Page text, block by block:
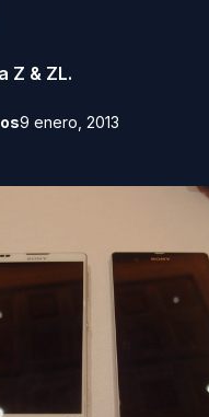
Z & ZL.
9 enero, 2013